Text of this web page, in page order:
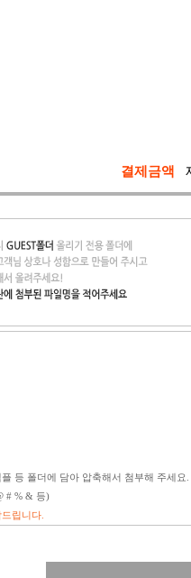
결제금액
등 폴더에 담아 압축해서 첨부해 주세요.
# % & 등)
립니다.